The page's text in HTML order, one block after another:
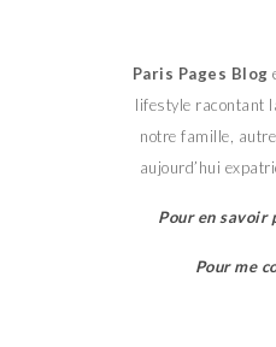
Paris Pages Blog
lifestyle racontant
notre famille,
aujourd’hui
Pour en savoir
Pour me